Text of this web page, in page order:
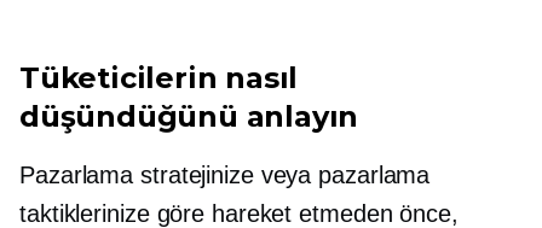
Tüketicilerin nasıl
düşündüğünü anlayın
Pazarlama stratejinize veya pazarlama
taktiklerinize göre hareket etmeden önce,